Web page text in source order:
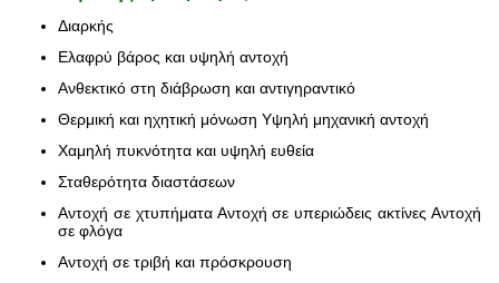
Διαρκής
Ελαφρύ βάρος και υψηλή αντοχή
Ανθεκτικό στη διάβρωση και αντιγηραντικό
Θερμική και ηχητική μόνωση Υψηλή μηχανική αντοχή
Χαμηλή πυκνότητα και υψηλή ευθεία
Σταθερότητα διαστάσεων
Αντοχή σε χτυπήματα Αντοχή σε υπεριώδεις ακτίνες Αντοχή
σε φλόγα
Αντοχή σε τριβή και πρόσκρουση